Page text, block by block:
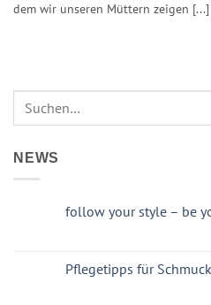
dem wir unseren Müttern zeigen [...]
NEWS
follow your style – be
Pflegetipps für